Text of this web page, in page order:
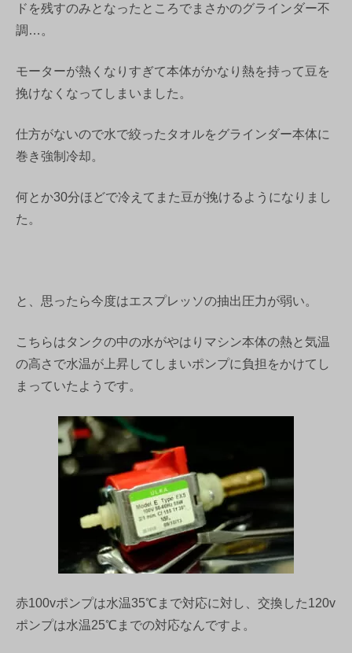
ドを残すのみとなったところでまさかのグラインダー不
調…。
モーターが熱くなりすぎて本体がかなり熱を持って豆を
挽けなくなってしまいました。
仕方がないので水で絞ったタオルをグラインダー本体に
巻き強制冷却。
何とか30分ほどで冷えてまた豆が挽けるようになりまし
た。
と、思ったら今度はエスプレッソの抽出圧力が弱い。
こちらはタンクの中の水がやはりマシン本体の熱と気温
の高さで水温が上昇してしまいポンプに負担をかけてし
まっていたようです。
赤100vポンプは水温35℃まで対応に対し、交換した120v
ポンプは水温25℃までの対応なんですよ。